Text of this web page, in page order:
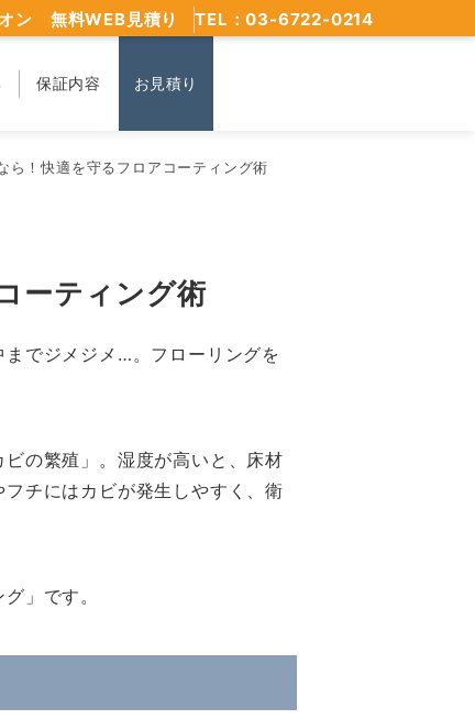
保証内容 お見積り
ン 無料WEB見積り TEL：03-6722-0214
ら！快適を守るフロアコーティング術
ーティング術
でジメジメ…。フローリングを
の繁殖」。湿度が高いと、床材
チにはカビが発生しやすく、衛
」です。